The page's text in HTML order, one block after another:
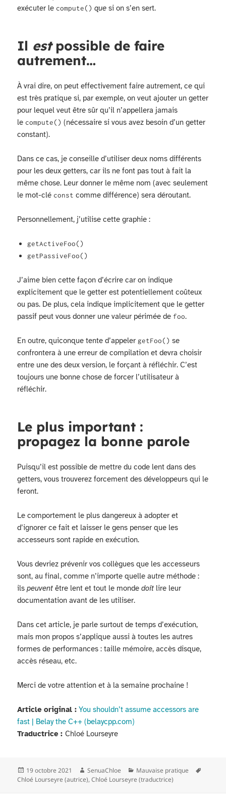
exécuter le compute() que si on s’en sert.
Il estpossible de faire
autrement…
À vrai dire, on peut effectivement faire autrement, ce qui
est très pratique si, par exemple, on veut ajouter un getter
pour lequel veut être sûr qu’il n’appellera jamais
le compute() (nécessaire si vous avez besoin d’un getter
constant).
Dans ce cas, je conseille d’utiliser deux noms différents
pour les deux getters, car ils ne font pas tout à fait la
même chose. Leur donner le même nom (avec seulement
le mot-clé const comme différence) sera déroutant.
Personnellement, j’utilise cette graphie :
getActiveFoo()
getPassiveFoo()
J’aime bien cette façon d’écrire car on indique
explicitement que le getter est potentiellement coûteux
ou pas. De plus, cela indique implicitement que le getter
passif peut vous donner une valeur périmée de foo.
En outre, quiconque tente d’appelergetFoo() se
confrontera à une erreur de compilation et devra choisir
entre une des deux version, le forçant à réfléchir. C’est
toujours une bonne chose de forcer l’utilisateur à
réfléchir.
Le plus important :
propagez la bonne parole
Puisqu’il est possible de mettre du code lent dans des
getters, vous trouverez forcement des développeurs qui le
feront.
Le comportement le plus dangereux à adopter et
d’ignorer ce fait et laisser le gens penser que les
accesseurs sont rapide en exécution.
Vous devriez prévenir vos collègues que les accesseurs
sont, au final, comme n’importe quelle autre méthode :
ilspeuvent être lent et tout le mondedoit lire leur
documentation avant de les utiliser.
Dans cet article, je parle surtout de temps d’exécution,
mais mon propos s’applique aussi à toutes les autres
formes de performances : taille mémoire, accès disque,
accès réseau, etc.
Merci de votre attention et à la semaine prochaine !
Article original : You shouldn’t assume accessors are
fast | Belay the C++ (belaycpp.com)
Traductrice :Chloé Lourseyre
Publié
le
19 octobre 2021 Auteur
SenuaChloe Catégories
Mauvaise pratique
Chloé Lourseyre (autrice),Chloé Lourseyre (traductrice)